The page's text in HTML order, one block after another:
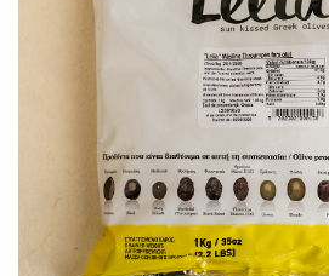
CREME ȘI PASTE TARTINABILE
CEAIURI GRECEȘTI
CIOCOLATĂ ȘI CACAO
HEALTHY SNACKS
SUPERALIMENTE
LACTATE